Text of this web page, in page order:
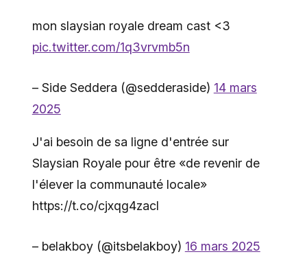
mon slaysian royale dream cast <3
pic.twitter.com/1q3vrvmb5n
– Side Seddera (@sedderaside) 14 mars
2025
J'ai besoin de sa ligne d'entrée sur
Slaysian Royale pour être «de revenir de
l'élever la communauté locale»
https://t.co/cjxqg4zacl
– belakboy (@itsbelakboy) 16 mars 2025